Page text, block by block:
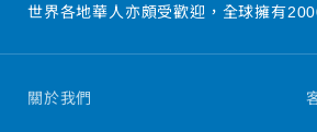
世界各地華人亦頗受歡迎，全球擁有
關於我們